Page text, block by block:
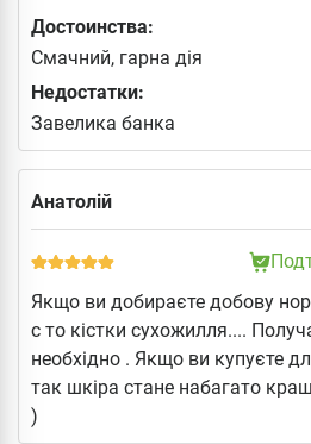
Достоинства:
Смачний, гарна дія
Недостатки:
Завелика банка
Анатолій
Якщо ви добираєте добову
с то кістки сухожилля....
необхідно . Якщо ви купуєте
так шкіра стане набагато
)